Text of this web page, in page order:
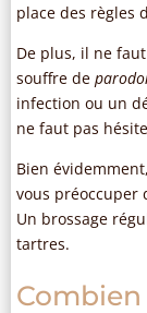
place des règles
De plus, il ne
souffre de
infection ou un
ne faut pas
Bien
vous préoccuper
Un brossage
tartres.